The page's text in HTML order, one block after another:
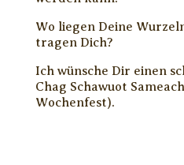
Wo liegen Deine
tragen Dich?
Ich wünsche Dir einen
Chag Schawuot
Wochenfest).